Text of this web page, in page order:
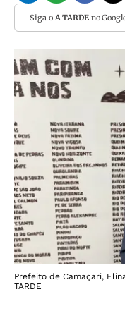
Siga o A TARDEno
Prefeito de Camaçari,
TARDE